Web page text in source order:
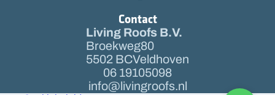
Contact
Living Roofs B.V.
Broekweg80
5502 BCVeldhoven
06 19105098
info@livingroofs.nl